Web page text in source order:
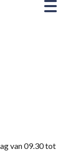
van 09.30 tot